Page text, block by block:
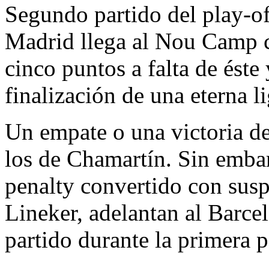
Segundo partido del play-
Madrid llega al Nou Camp
cinco puntos a falta de
finalización de una eterna
Un empate o una victoria
los de Chamartín. Sin
penalty convertido con
Lineker, adelantan al
partido durante la primera